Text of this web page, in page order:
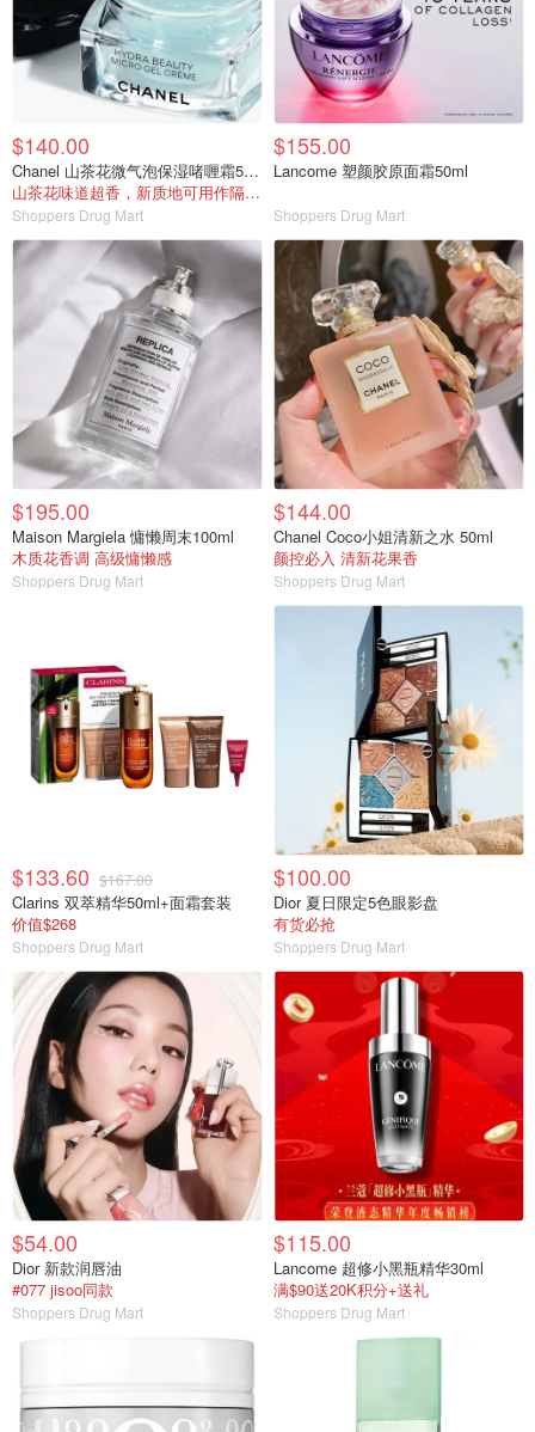
$140.00
Chanel 山茶花微气泡保湿啫喱霜50ml
山茶花味道超香，新质地可用作隔离+面霜
Shoppers Drug Mart
$155.00
Lancome 塑颜胶原面霜50ml
Shoppers Drug Mart
$195.00
Maison Margiela 慵懒周末100ml
木质花香调 高级慵懒感
Shoppers Drug Mart
$144.00
Chanel Coco小姐清新之水 50ml
颜控必入 清新花果香
Shoppers Drug Mart
$133.60 $167.00
Clarins 双萃精华50ml+面霜套装
价值$268
Shoppers Drug Mart
$100.00
Dior 夏日限定5色眼影盘
有货必抢
Shoppers Drug Mart
$54.00
Dior 新款润唇油
#077 jisoo同款
Shoppers Drug Mart
$115.00
Lancome 超修小黑瓶精华30ml
满$90送20K积分+送礼
Shoppers Drug Mart